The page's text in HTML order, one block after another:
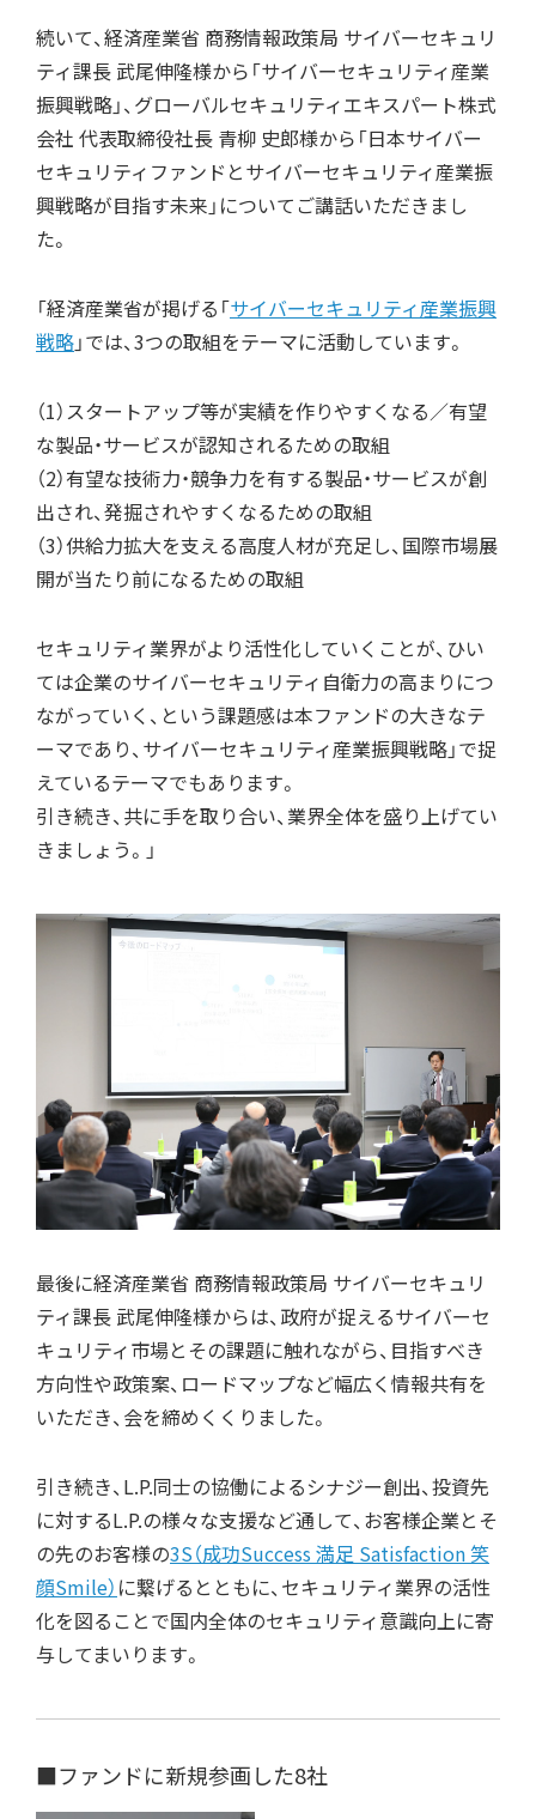
続いて、経済産業省 商務情報政策局 サイバーセキュリ
ティ課長 武尾伸隆様から「サイバーセキュリティ産業
振興戦略」、グローバルセキュリティエキスパート株式
会社 代表取締役社長 青柳 史郎様から「日本サイバー
セキュリティファンドとサイバーセキュリティ産業振
興戦略が目指す未来」についてご講話いただきまし
た。
「経済産業省が掲げる「サイバーセキュリティ産業振興
戦略」では、3つの取組をテーマに活動しています。
（1）スタートアップ等が実績を作りやすくなる／有望
な製品・サービスが認知されるための取組
（2）有望な技術力・競争力を有する製品・サービスが創
出され、発掘されやすくなるための取組
（3）供給力拡大を支える高度人材が充足し、国際市場展
開が当たり前になるための取組
セキュリティ業界がより活性化していくことが、ひい
ては企業のサイバーセキュリティ自衛力の高まりにつ
ながっていく、という課題感は本ファンドの大きなテ
ーマであり、サイバーセキュリティ産業振興戦略」で捉
えているテーマでもあります。
引き続き、共に手を取り合い、業界全体を盛り上げてい
きましょう。」
最後に経済産業省 商務情報政策局 サイバーセキュリ
ティ課長 武尾伸隆様からは、政府が捉えるサイバーセ
キュリティ市場とその課題に触れながら、目指すべき
方向性や政策案、ロードマップなど幅広く情報共有を
いただき、会を締めくくりました。
引き続き、L.P.同士の協働によるシナジー創出、投資先
に対するL.P.の様々な支援など通して、お客様企業とそ
の先のお客様の3S（成功Success 満足 Satisfaction 笑
顔Smile） に繋げるとともに、セキュリティ業界の活性
化を図ることで国内全体のセキュリティ意識向上に寄
与してまいります。
■ファンドに新規参画した8社